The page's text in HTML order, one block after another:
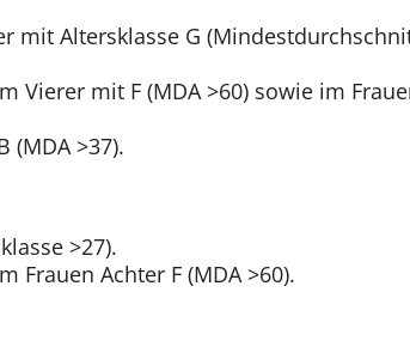
mit Altersklasse G
Vierer mit F (MDA >60) sowie im
(MDA >37).
>27).
Frauen Achter F (MDA >60).